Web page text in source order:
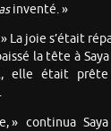
inventé. »
La joie s’était
la tête à
elle était
» continua